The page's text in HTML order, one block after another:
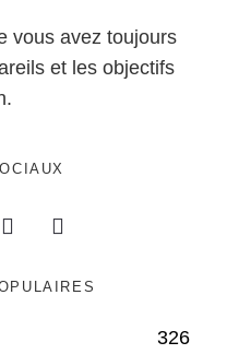
vous avez toujours
et les objectifs
326